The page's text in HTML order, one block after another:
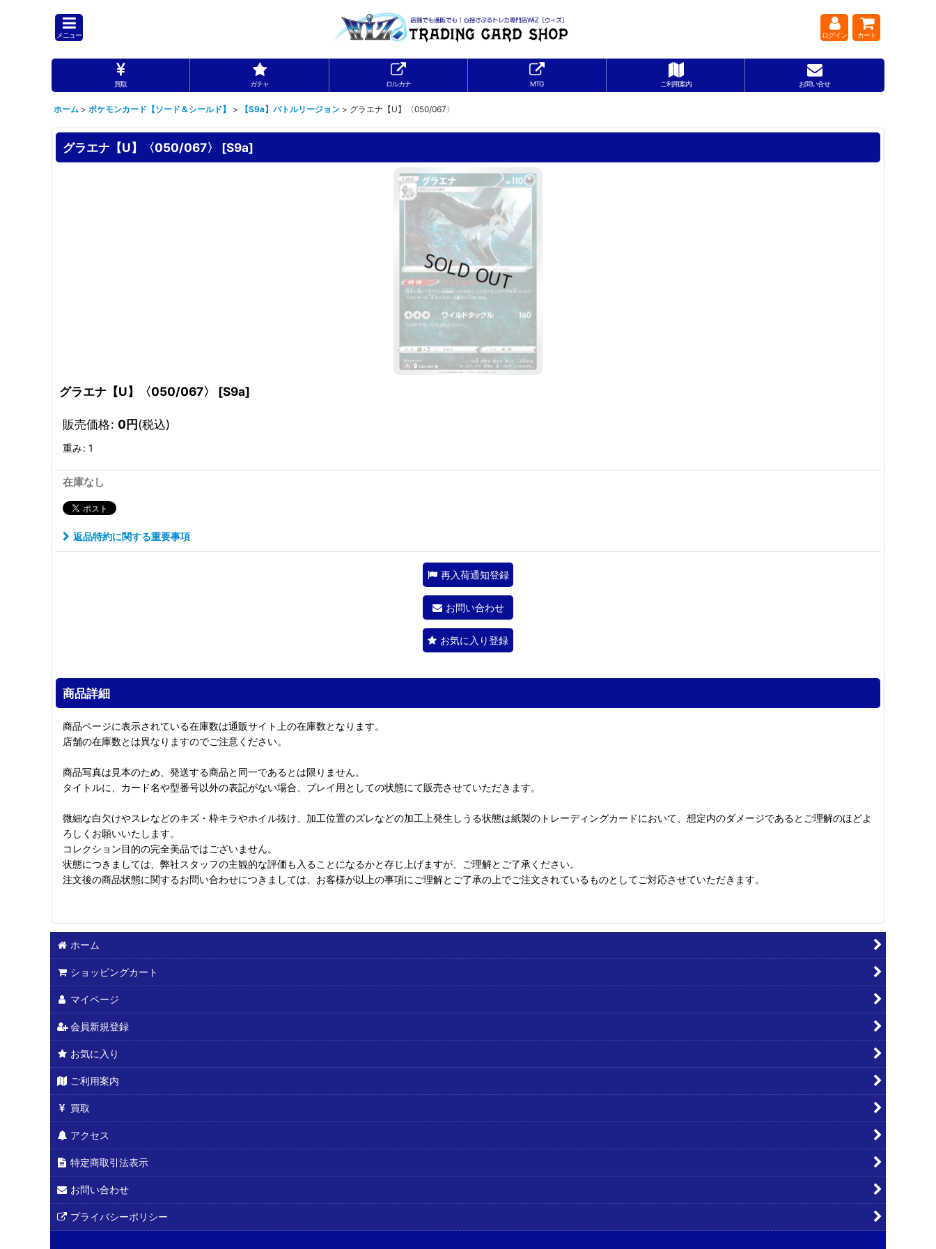
メニュー ログイン カート
買取 ガチャ ロルカナ MTG ご利用案内 お問い合せ
ホーム > ポケモンカード【ソード＆シールド】 > 【S9a】バトルリージョン > グラエナ【U】〈050/067〉
グラエナ【U】〈050/067〉 [S9a]
グラエナ【U】〈050/067〉 [S9a]
販売価格: 0円(税込)
重み: 1
在庫なし
返品特約に関する重要事項
再入荷通知登録
お問い合わせ
お気に入り登録
商品詳細
商品ページに表示されている在庫数は通販サイト上の在庫数となります。
店舗の在庫数とは異なりますのでご注意ください。
商品写真は見本のため、発送する商品と同一であるとは限りません。
タイトルに、カード名や型番号以外の表記がない場合、プレイ用としての状態にて販売させていただきます。
微細な白欠けやスレなどのキズ・枠キラやホイル抜け、加工位置のズレなどの加工上発生しうる状態は紙製のトレーディングカードにおいて、想定内のダメージであるとご理解のほどよ
ろしくお願いいたします。
コレクション目的の完全美品ではございません。
状態につきましては、弊社スタッフの主観的な評価も入ることになるかと存じ上げますが、ご理解とご了承ください。
注文後の商品状態に関するお問い合わせにつきましては、お客様が以上の事項にご理解とご了承の上でご注文されているものとしてご対応させていただきます。
ホーム
ショッピングカート
マイページ
会員新規登録
お気に入り
ご利用案内
買取
アクセス
特定商取引法表示
お問い合わせ
プライバシーポリシー